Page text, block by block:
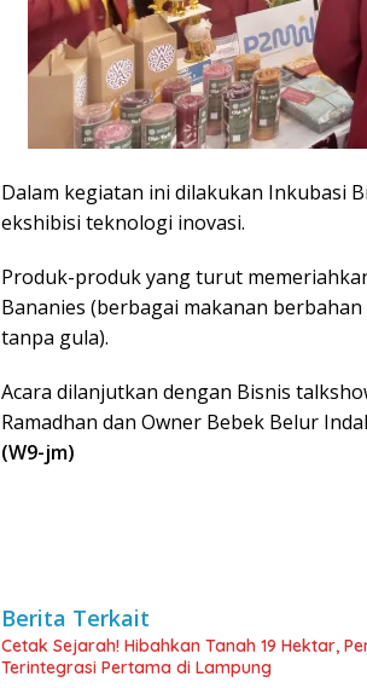
Dalam kegiatan ini dilakukan Inkubasi
ekshibisi teknologi inovasi.
Produk-produk yang turut
Bananies (berbagai makanan
tanpa gula).
Acara dilanjutkan dengan Bisnis
Ramadhan dan Owner Bebek Belur
(W9-jm)
Berita Terkait
Cetak Sejarah! Hibahkan Tanah 19 Hektar,
Terintegrasi Pertama di Lampung